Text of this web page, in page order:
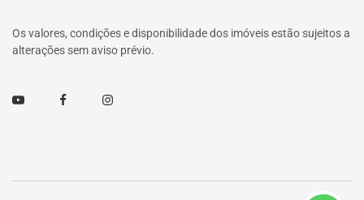
Os valores, condições e disponibilidade dos imóveis estão sujeitos a
alterações sem aviso prévio.
Youtube FacebookInstagram